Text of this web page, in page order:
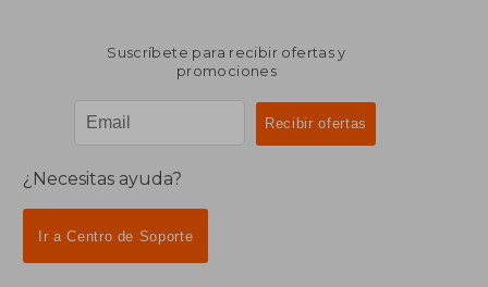
Suscríbete para recibir ofertas y
promociones
¿Necesitas ayuda?
Ir a Centro de Soporte